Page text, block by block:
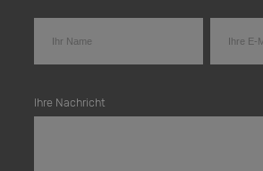
Ihre Nachricht